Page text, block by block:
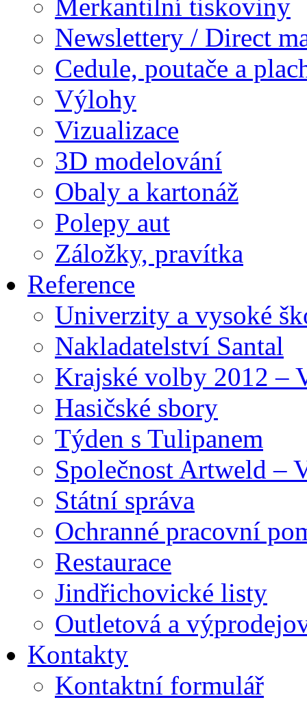
Merkantilní tiskoviny
Newslettery / Direct
Cedule, poutače a
Výlohy
Vizualizace
3D modelování
Obaly a kartonáž
Polepy aut
Záložky, pravítka
Reference
Univerzity a vysoké
Nakladatelství Santal
Krajské volby 2012 –
Hasičské sbory
Týden s Tulipanem
Společnost Artweld –
Státní správa
Ochranné pracovní
Restaurace
Jindřichovické listy
Outletová a
Kontakty
Kontaktní formulář